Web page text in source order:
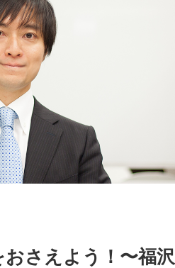
おさえよう！〜福沢